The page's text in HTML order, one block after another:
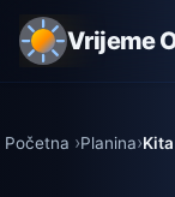
Vrijeme
Početna Planina Kita